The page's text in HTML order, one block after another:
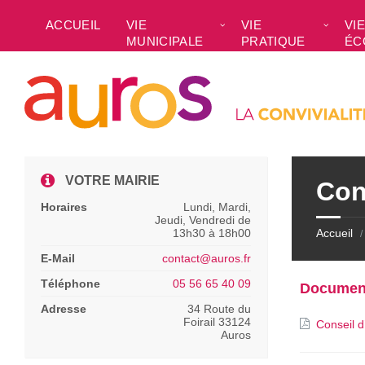
sidebar
ACCUEIL
VIE
MUNICIPALE
VIE
PRATIQUE
VIE
Accueil /
Conseil
VOTRE MAIRIE
Horaires
Lundi, Mardi,
Jeudi, Vendredi de
13h30 à 18h00
E-Mail
contact@auros.fr
Téléphone
05 56 65 40 09
Adresse
34 Route du
Foirail 33124
Auros